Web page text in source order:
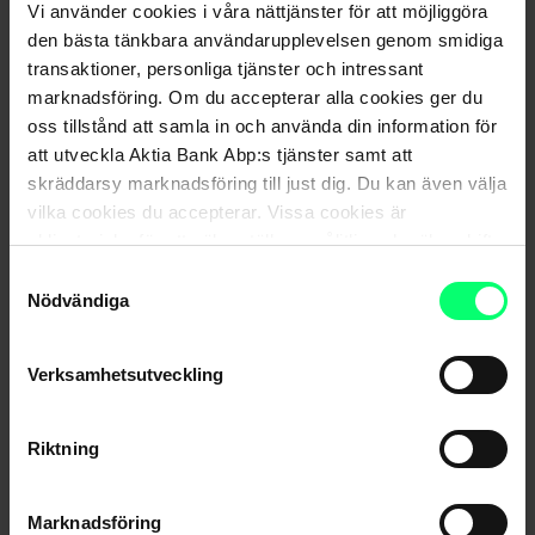
Vi använder cookies i våra nättjänster för att möjliggöra
den bästa tänkbara användarupplevelsen genom smidiga
transaktioner, personliga tjänster och intressant
marknadsföring. Om du accepterar alla cookies ger du
oss tillstånd att samla in och använda din information för
att utveckla Aktia Bank Abp:s tjänster samt att
skräddarsy marknadsföring till just dig. Du kan även välja
vilka cookies du accepterar. Vissa cookies är
obligatoriska för att säkerställa en pålitlig och säker drift
Nödvändiga
Verksamhetsutveckling
Riktning
Marknadsföring
Veera Holappa, äldre ekonom vid Pellervo ekonomiska
forskningsinstitut PPT.
För att spela videon måste allacookiespå webbsidan
accepteras. Videon är på finska.